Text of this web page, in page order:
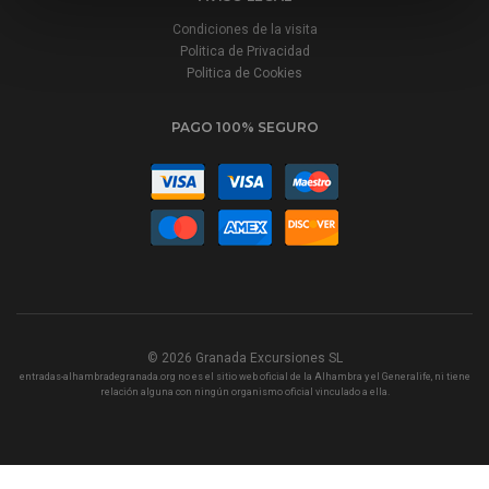
Condiciones de la visita
Politica de Privacidad
Politica de Cookies
PAGO 100% SEGURO
entradas-alhambradegranada.org no es el sitio web oficial de la Alhambra y el Generalife, ni tiene
relación alguna con ningún organismo oficial vinculado a ella.
© 2026 Granada Excursiones SL